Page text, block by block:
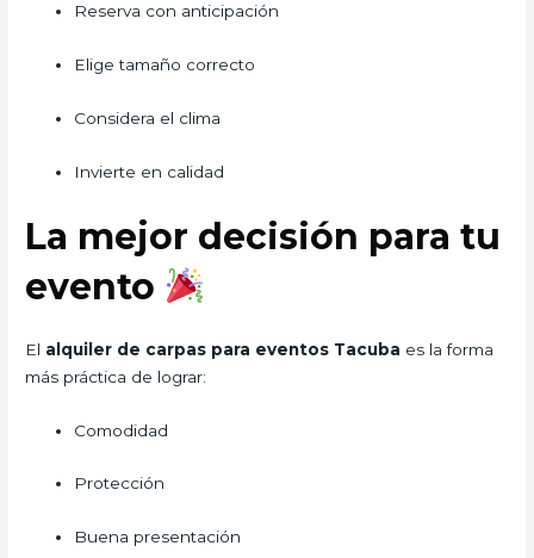
Reserva con anticipación
Elige tamaño correcto
Considera el clima
Invierte en calidad
La mejor decisión para tu
evento
El alquiler de carpas para eventos Tacuba es la forma
más práctica de lograr:
Comodidad
Protección
Buena presentación